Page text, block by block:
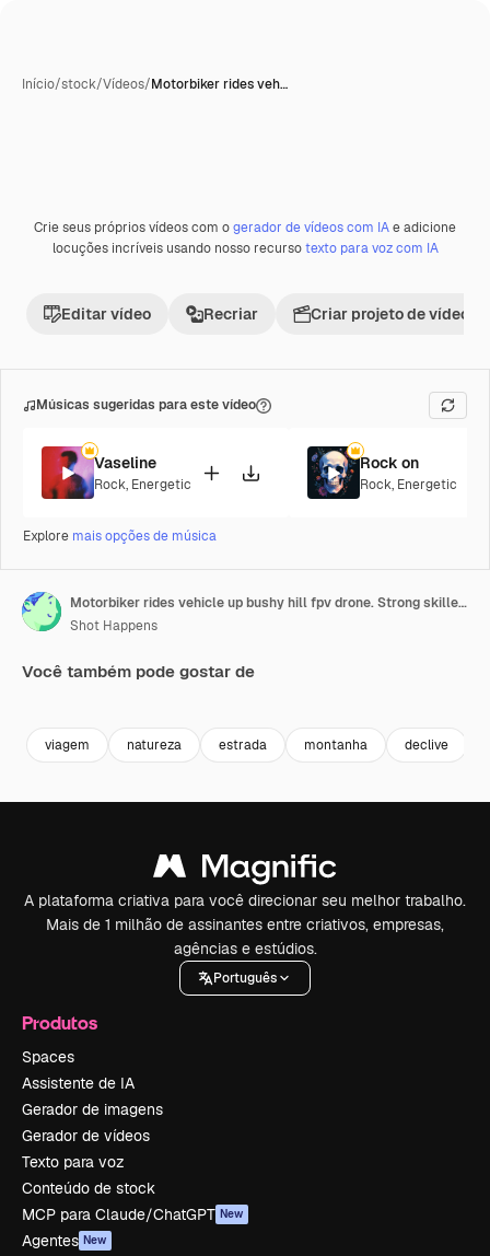
Início/stock/Vídeos/Motorbiker rides veh…
Premium
Crie seus próprios vídeos com ogerador de vídeos com IAe adicione
locuções incríveis usando nosso recursotexto para voz com IA
Editar vídeo Recriar Criar projeto de vídeo
Músicas sugeridas para este vídeo
Vaseline
Rock, Energetic
Rock on
Rock, Energetic
Explore mais opções de música
Motorbiker rides vehicle up bushy hill fpv drone. Strong skilled racer in helmet drives to mountain peak at extreme racing. Motocross at highland
Shot Happens
Você também pode gostar de
viagem natureza estrada montanha declive
A plataforma criativa para você direcionar seu melhor trabalho.
Mais de 1 milhão de assinantes entre criativos, empresas,
agências e estúdios.
Português
Produtos
Spaces
Assistente de IA
Gerador de imagens
Gerador de vídeos
Texto para voz
Conteúdo de stock
MCP para Claude/ChatGPT New
Agentes New